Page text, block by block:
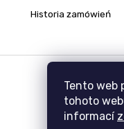
Tento web
tohoto
informací
Historia zamówień